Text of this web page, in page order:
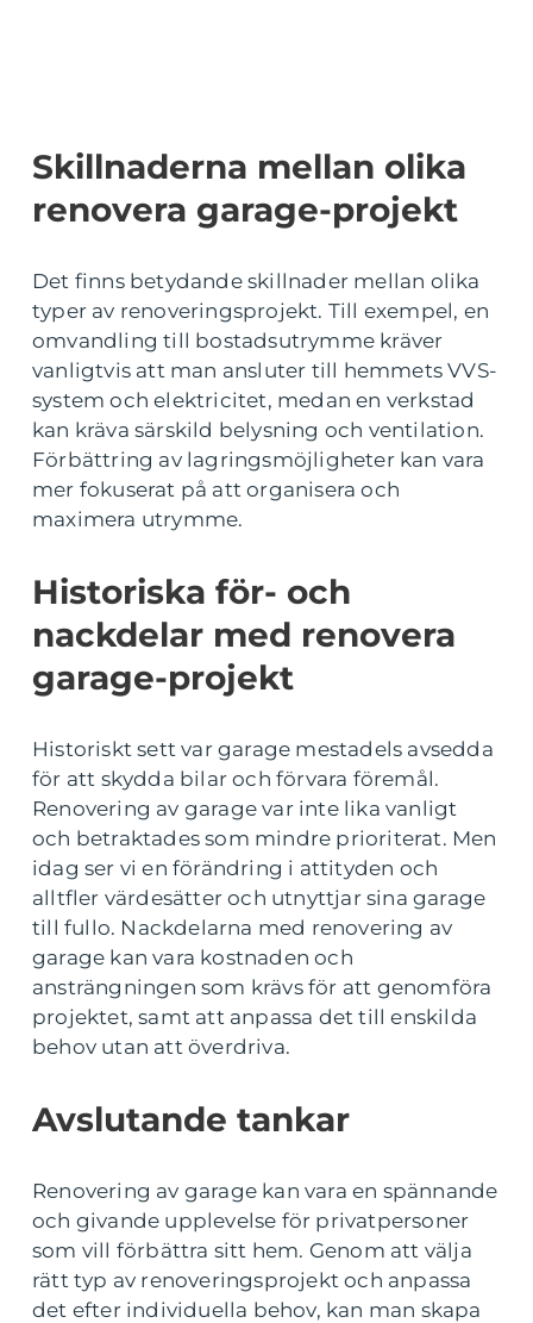
Skillnaderna mellan olika
renovera garage-projekt
Det finns betydande skillnader mellan olika
typer av renoveringsprojekt. Till exempel, en
omvandling till bostadsutrymme kräver
vanligtvis att man ansluter till hemmets VVS-
system och elektricitet, medan en verkstad
kan kräva särskild belysning och ventilation.
Förbättring av lagringsmöjligheter kan vara
mer fokuserat på att organisera och
maximera utrymme.
Historiska för- och
nackdelar med renovera
garage-projekt
Historiskt sett var garage mestadels avsedda
för att skydda bilar och förvara föremål.
Renovering av garage var inte lika vanligt
och betraktades som mindre prioriterat. Men
idag ser vi en förändring i attityden och
alltfler värdesätter och utnyttjar sina garage
till fullo. Nackdelarna med renovering av
garage kan vara kostnaden och
ansträngningen som krävs för att genomföra
projektet, samt att anpassa det till enskilda
behov utan att överdriva.
Avslutande tankar
Renovering av garage kan vara en spännande
och givande upplevelse för privatpersoner
som vill förbättra sitt hem. Genom att välja
rätt typ av renoveringsprojekt och anpassa
det efter individuella behov, kan man skapa